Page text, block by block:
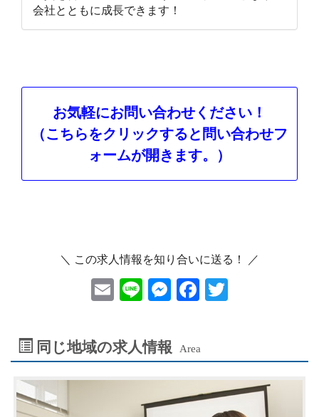
会社とともに成長できます！
お気軽にお問い合わせください！
（こちらをクリックすると問い合わせフ
ォームが開きます。）
＼ この求人情報を知り合いに送る！ ／
E
ai
l
Li M
n
ge
r
F
oo
k
er
同じ地域の求人情報 Area